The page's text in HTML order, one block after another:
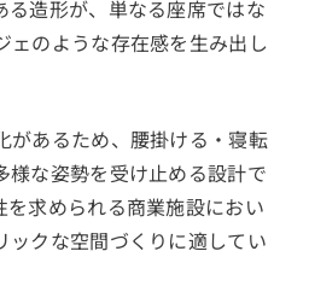
る造形が、単なる座席ではな
ェのような存在感を生み出し
があるため、腰掛ける・寝転
様な姿勢を受け止める設計で
を求められる商業施設におい
ックな空間づくりに適してい